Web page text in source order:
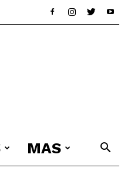
MAS